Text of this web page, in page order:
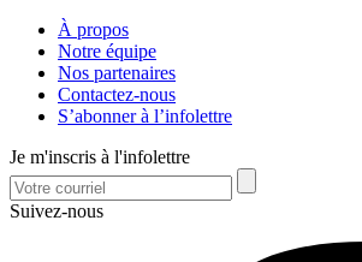
À propos
Notre équipe
Nos partenaires
Contactez-nous
S’abonner à l’infolettre
Je m'inscris à l'infolettre
Suivez-nous